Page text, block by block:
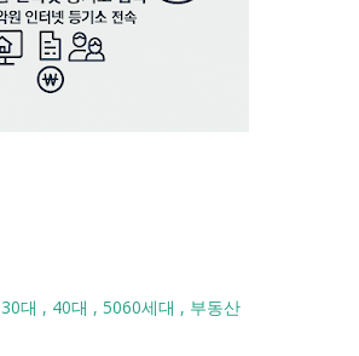
30대 40대 5060세대
부동산